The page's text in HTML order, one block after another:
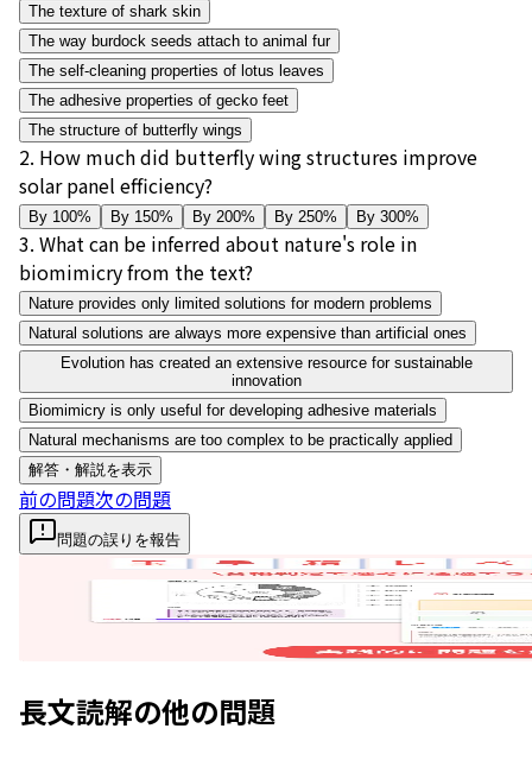
The texture of shark skin
The way burdock seeds attach to animal fur
The self-cleaning properties of lotus leaves
The adhesive properties of gecko feet
The structure of butterfly wings
2. How much did butterfly wing structures improve
solar panel efficiency?
By 100% By 150% By 200% By 250% By 300%
3. What can be inferred about nature's role in
biomimicry from the text?
Nature provides only limited solutions for modern problems
Natural solutions are always more expensive than artificial ones
Evolution has created an extensive resource for sustainable
innovation
Biomimicry is only useful for developing adhesive materials
Natural mechanisms are too complex to be practically applied
解答・解説を表示
前の問題次の問題
問題の誤りを報告
長文読解の他の問題